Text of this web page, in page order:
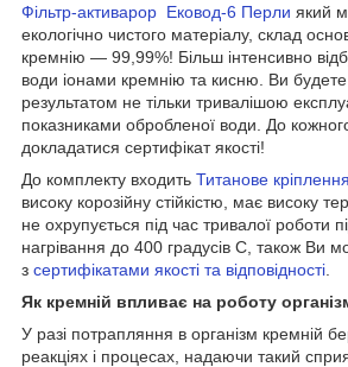
Фільтр-активарор Ековод-6 Перли який
екологічно чистого матеріалу, склад
кремнію — 99,99%! Більш інтенсивно
води іонами кремнію та кисню. Ви
результатом не тільки тривалішою
показниками обробленої води. До
докладатися сертифікат якості!
До комплекту входить Титанове кріплення
високу корозійну стійкістю, має високу
не охрупується під час тривалої роботи
нагрівання до 400 градусів С, також Ви
з сертифікатами якості та відповідності
Як кремній впливає на роботу
У разі потрапляння в організм кремній
реакціях і процесах, надаючи такий